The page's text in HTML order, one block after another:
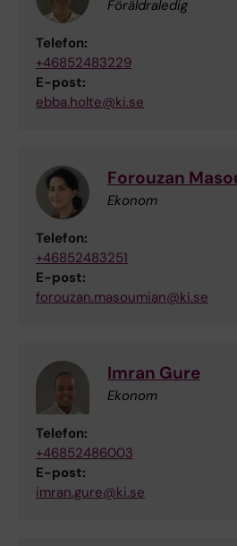
Föräldraledig
Telefon:
+46852483229
E-post:
ebba.holte@ki.se
Forouzan
Ekonom
Telefon:
+46852483251
E-post:
forouzan.masoumian@ki.se
Imran Gure
Ekonom
Telefon:
+46852486003
E-post:
imran.gure@ki.se